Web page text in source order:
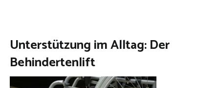
Unterstützung im Alltag: Der
Behindertenlift